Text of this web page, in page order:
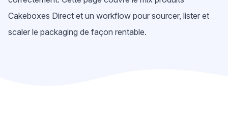
Cakeboxes Direct et un workflow pour sourcer, lister et
scaler le packaging de façon rentable.